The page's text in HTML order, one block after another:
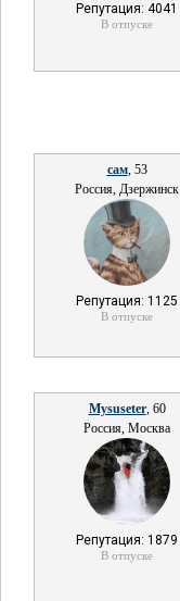
Репутация: 4041
В отпуске
сам, 53
Россия, Дзержинск
Репутация: 1125
В отпуске
Mysuseter, 60
Россия, Москва
Репутация: 1879
В отпуске